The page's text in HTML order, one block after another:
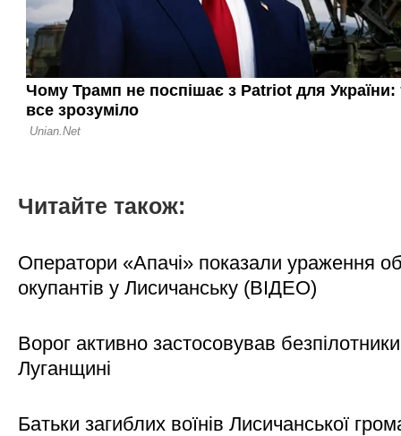
Читайте також:
Оператори «Апачі» показали ураження
окупантів у Лисичанську (ВІДЕО)
Ворог активно застосовував
Луганщині
Батьки загиблих воїнів Лисичанської